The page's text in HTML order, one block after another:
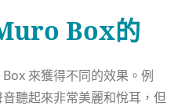
Box的
來獲得不同的效果。例
聽起來非常美麗和悅耳，但